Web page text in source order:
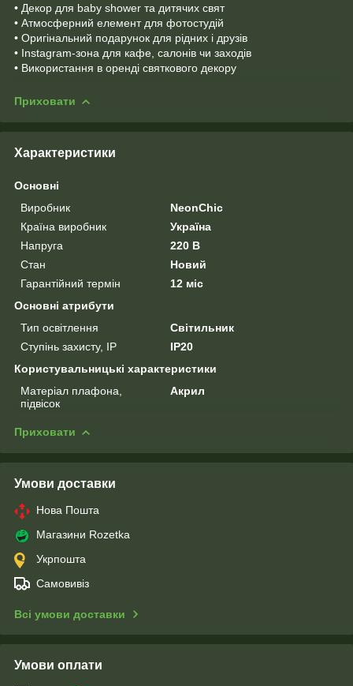
• Декор для baby shower та дитячих свят
• Атмосферний елемент для фотостудій
• Оригінальний подарунок для рідних і друзів
• Instagram-зона для кафе, салонів чи заходів
• Використання в оренді святкового декору
Приховати
Характеристики
Основні
Виробник
NeonChic
Країна виробник
Україна
Напруга
220 В
Стан
Новий
Гарантійний термін
12 міс
Основні атрибути
Тип освітлення
Світильник
Ступінь захисту, IP
IP20
Користувальницькі характеристики
Матеріал плафона,
підвісок
Акрил
Приховати
Умови доставки
Нова Пошта
Магазини Rozetka
Укрпошта
Самовивіз
Всі умови доставки
Умови оплати